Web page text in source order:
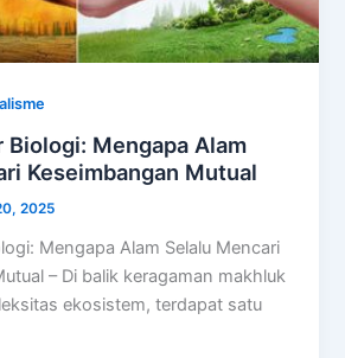
Biologi: Mengapa Alam
Keseimbangan Mutual
2025
Mengapa Alam Selalu Mencari
– Di balik keragaman makhluk
ekosistem, terdapat satu